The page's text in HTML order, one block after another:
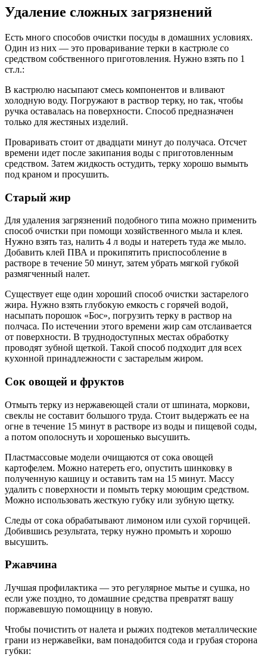
Удаление сложных загрязнений
Есть много способов очистки посуды в домашних условиях.
Один из них — это проваривание терки в кастрюле со
средством собственного приготовления. Нужно взять по 1
ст.л.:
В кастрюлю насыпают смесь компонентов и вливают
холодную воду. Погружают в раствор терку, но так, чтобы
ручка оставалась на поверхности. Способ предназначен
только для жестяных изделий.
Проваривать стоит от двадцати минут до получаса. Отсчет
времени идет после закипания воды с приготовленным
средством. Затем жидкость остудить, терку хорошо вымыть
под краном и просушить.
Старый жир
Для удаления загрязнений подобного типа можно применить
способ очистки при помощи хозяйственного мыла и клея.
Нужно взять таз, налить 4 л воды и натереть туда же мыло.
Добавить клей ПВА и прокипятить приспособление в
растворе в течение 50 минут, затем убрать мягкой губкой
размягченный налет.
Существует еще один хороший способ очистки застарелого
жира. Нужно взять глубокую емкость с горячей водой,
насыпать порошок «Бос», погрузить терку в раствор на
полчаса. По истечении этого времени жир сам отслаивается
от поверхности. В труднодоступных местах обработку
проводят зубной щеткой. Такой способ подходит для всех
кухонной принадлежности с застарелым жиром.
Сок овощей и фруктов
Отмыть терку из нержавеющей стали от шпината, моркови,
свеклы не составит большого труда. Стоит выдержать ее на
огне в течение 15 минут в растворе из воды и пищевой соды,
а потом ополоснуть и хорошенько высушить.
Пластмассовые модели очищаются от сока овощей
картофелем. Можно натереть его, опустить шинковку в
полученную кашицу и оставить там на 15 минут. Массу
удалить с поверхности и помыть терку моющим средством.
Можно использовать жесткую губку или зубную щетку.
Следы от сока обрабатывают лимоном или сухой горчицей.
Добившись результата, терку нужно промыть и хорошо
высушить.
Ржавчина
Лучшая профилактика — это регулярное мытье и сушка, но
если уже поздно, то домашние средства превратят вашу
поржавевшую помощницу в новую.
Чтобы почистить от налета и рыжих подтеков металлические
грани из нержавейки, вам понадобится сода и грубая сторона
губки: